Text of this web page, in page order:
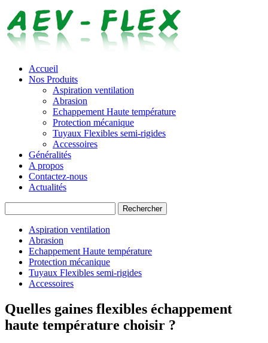
Accueil
Nos Produits
Aspiration ventilation
Abrasion
Echappement Haute température
Protection mécanique
Tuyaux Flexibles semi-rigides
Accessoires
Généralités
A propos
Contactez-nous
Actualités
Rechercher
Aspiration ventilation
Abrasion
Echappement Haute température
Protection mécanique
Tuyaux Flexibles semi-rigides
Accessoires
Quelles gaines flexibles échappement
haute température choisir ?